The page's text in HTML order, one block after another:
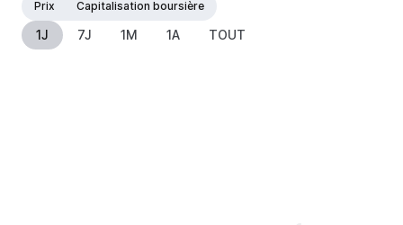
Prix
Capitalisation boursière
1J 7J 1M 1A TOUT